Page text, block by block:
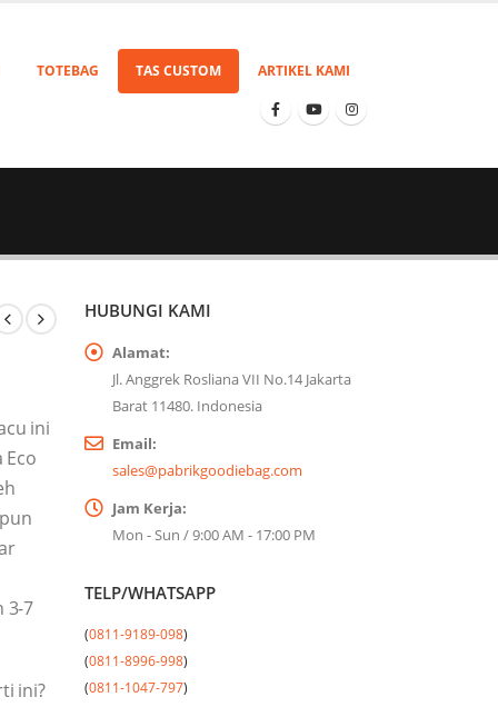
TOTEBAG TAS CUSTOM ARTIKEL KAMI
ini
3-7
ini?
HUBUNGI KAMI
Alamat:
Jl. Anggrek Rosliana VII No.14 Jakarta
Barat 11480. Indonesia
Email:
sales@pabrikgoodiebag.com
Jam Kerja:
Mon - Sun / 9:00 AM - 17:00 PM
TELP/WHATSAPP
(0811-9189-098)
(0811-8996-998)
(0811-1047-797)